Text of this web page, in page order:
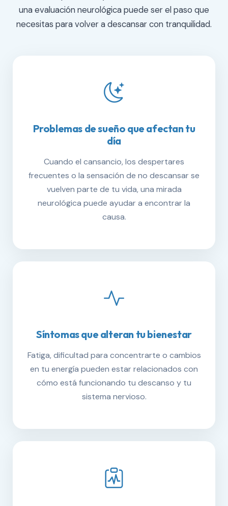
una evaluación neurológica puede ser el paso que
necesitas para volver a descansar con tranquilidad.
Problemas de sueño que afectan tu
día
Cuando el cansancio, los despertares
frecuentes o la sensación de no descansar se
vuelven parte de tu vida, una mirada
neurológica puede ayudar a encontrar la
causa.
Síntomas que alteran tu bienestar
Fatiga, dificultad para concentrarte o cambios
en tu energía pueden estar relacionados con
cómo está funcionando tu descanso y tu
sistema nervioso.